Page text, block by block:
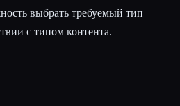
выбрать требуемый тип
с типом контента.